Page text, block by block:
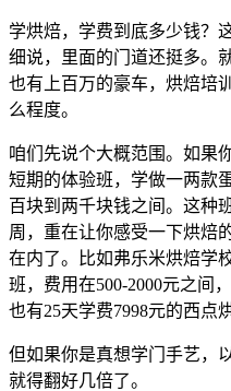
学烘焙，学费到底多少钱？
细说，里面的门道还挺多。
也有上百万的豪车，烘焙培
么程度。
咱们先说个大概范围。如果
短期的体验班，学做一两款
百块到两千块钱之间。这种
周，重在让你感受一下烘焙
在内了。比如弗乐米烘焙学
班，费用在500-2000元之间
也有25天学费7998元的西点
但如果你是真想学门手艺，
就得翻好几倍了。